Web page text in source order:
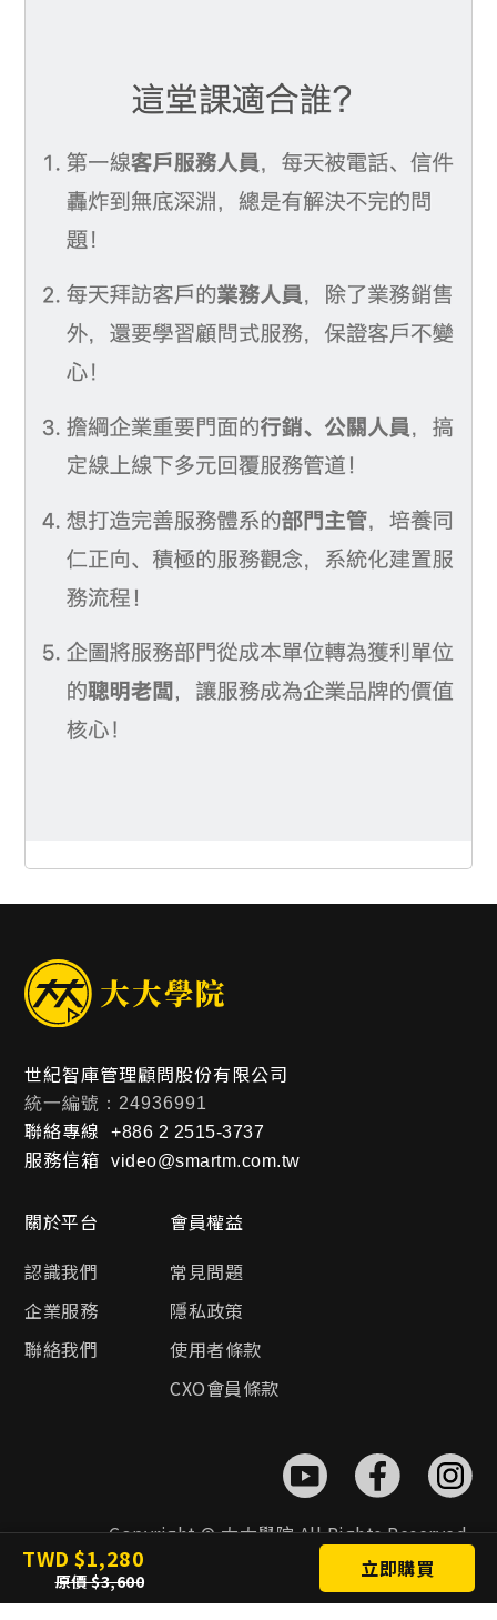
TWD 1,280
原價 3,600 立即購買
世紀智庫管理顧問股份有限公司
統一編號：24936991
聯絡專線 +886 2 2515-3737
服務信箱 video@smartm.com.tw
關於平台
認識我們
企業服務
聯絡我們
會員權益
常見問題
隱私政策
使用者條款
CXO會員條款
Copyright © 大大學院 All Rights Reserved.